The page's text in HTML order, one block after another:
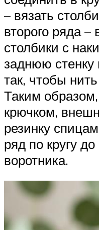
– вязать
второго ряда
столбики с
заднюю стенку
так, чтобы
Таким
крючком,
резинку
ряд по кругу
воротника.